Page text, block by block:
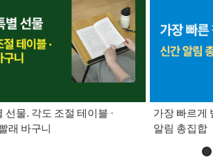
선물. 각도 조절 테이블 ·
래 바구니
가장 빠르게
알림 총집합